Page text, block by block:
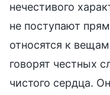
нечестивого
не поступают
относятся к
говорят честных
чистого сердца.